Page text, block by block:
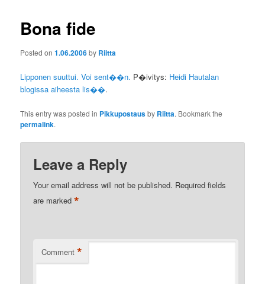
Bona fide
Posted on1.06.2006by Riitta
Lipponen suuttui. Voi sent��n. P�ivitys: Heidi Hautalan
blogissa aiheesta lis��.
This entry was posted in Pikkupostausby Riitta. Bookmark the
permalink.
Leave a Reply
Your email address will not be published. Required fields
are marked*
Comment *